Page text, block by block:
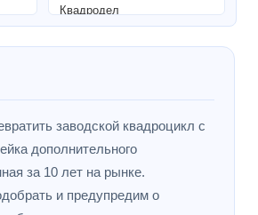
заводской квадроцикл с
дополнительного
за 10 лет на рынке.
и предупредим о